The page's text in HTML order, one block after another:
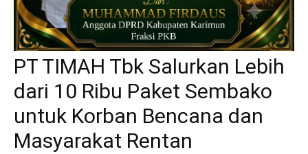
PT TIMAH Tbk Salurkan Lebih
dari 10 Ribu Paket Sembako
untuk Korban Bencana dan
Masyarakat Rentan